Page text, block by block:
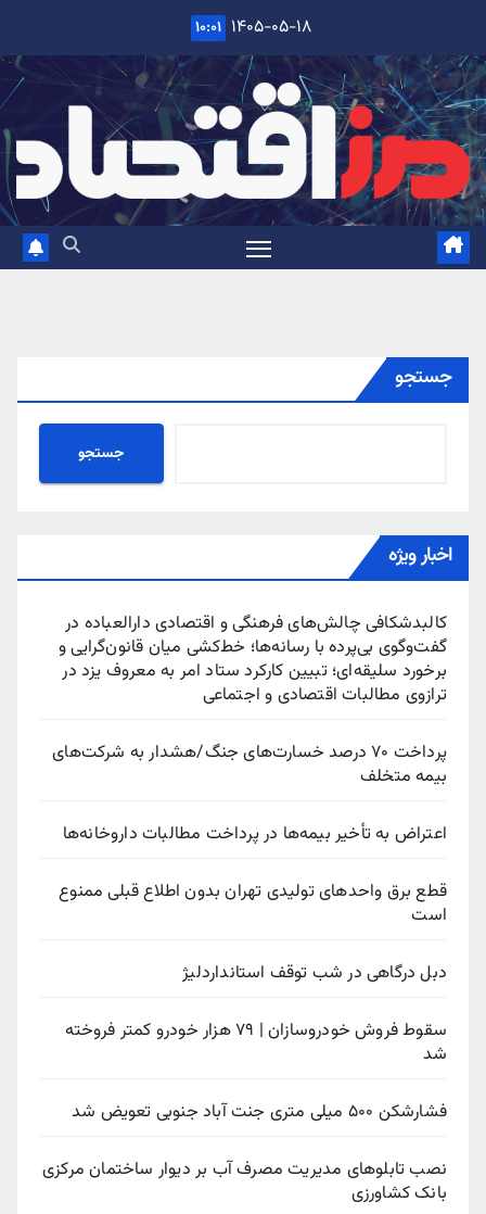
content
۱۴۰۵-۰۵-۱۸ ۱۰:۰۱
جستجو
جستجو
اخبار ویژه
کالبدشکافی چالش‌های فرهنگی و اقتصادی دارالعباده در
گفت‌وگوی بی‌پرده با رسانه‌ها؛ خط‌کشی میان قانون‌گرایی و
برخورد سلیقه‌ای؛ تبیین کارکرد ستاد امر به معروف یزد در
ترازوی مطالبات اقتصادی و اجتماعی
پرداخت ۷۰ درصد خسارت‌های جنگ/هشدار به شرکت‌های
بیمه متخلف
اعتراض به تأخیر بیمه‌ها در پرداخت مطالبات داروخانه‌ها
قطع برق واحدهای تولیدی تهران بدون اطلاع قبلی ممنوع
است
دبل درگاهی در شب توقف استانداردلیژ
سقوط فروش خودروسازان | ۷۹ هزار خودرو کمتر فروخته
شد
فشارشکن ۵۰۰ میلی متری جنت آباد جنوبی تعویض شد
نصب تابلوهای مدیریت مصرف آب بر دیوار ساختمان مرکزی
بانک کشاورزی